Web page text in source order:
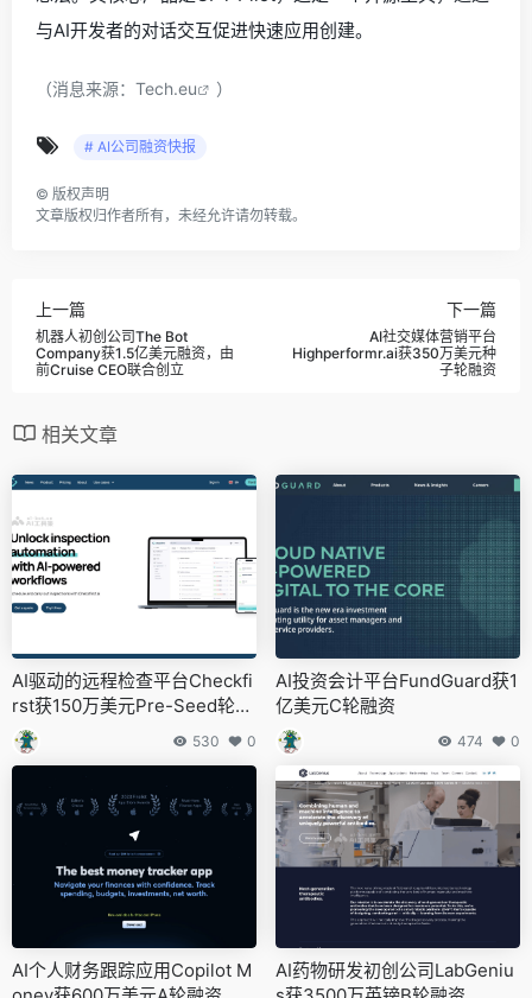
与AI开发者的对话交互促进快速应用创建。
（消息来源： Tech.eu ）
# AI公司融资快报
© 版权声明
文章版权归作者所有，未经允许请勿转载。
上一篇
机器人初创公司The Bot
Company获1.5亿美元融资，由
前Cruise CEO联合创立
下一篇
AI社交媒体营销平台
Highperformr.ai获350万美元种
子轮融资
相关文章
AI驱动的远程检查平台Checkfi
rst获150万美元Pre-Seed轮融
资
530 0
AI投资会计平台FundGuard获1
亿美元C轮融资
474 0
AI个人财务跟踪应用Copilot M
AI药物研发初创公司LabGeniu